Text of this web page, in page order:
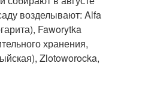
возделывают: Alfa
Faworytka
хранения,
Zlotoworocka,